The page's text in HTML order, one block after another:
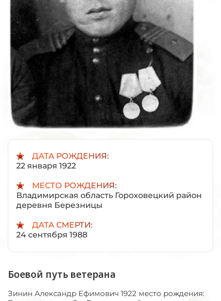
ДАТА РОЖДЕНИЯ:
22 января 1922
МЕСТО РОЖДЕНИЯ:
Владимирская область Гороховецкий район
деревня Березницы
ДАТА СМЕРТИ:
24 сентября 1988
Боевой путь ветерана
Зинин Александр Ефимович 1922 место рождения: